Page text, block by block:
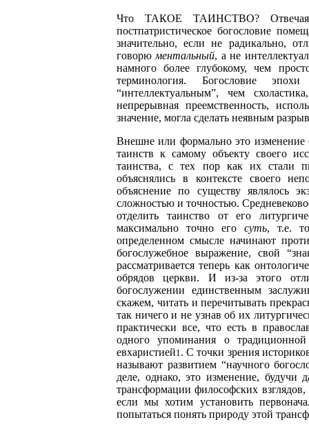
Что ТАКОЕ ТАИНСТВО? Отвечая
постпатристическое богословие
значительно, если не радикально,
говорю ментальный, а не
намного более глубокому, чем
терминология. Богословие
“интеллектуальным”, чем
непрерывная преемственность,
значение, могла сделать неявным
Внешне или формально это изменение
таинств к самому объекту своего
таинства, с тех пор как их стали
объяснялись в контексте своего
объяснение по существу являлось
сложностью и точностью.
отделить таинство от его
максимально точно егосуть, т.е.
определенном смысле начинают
богослужебное выражение, свой
рассматривается теперь как
обрядов церкви. И из-за этого
богослужении единственным
скажем, читать и перечитывать
так ничего и не узнав об их
практически все, что есть в
одного упоминания о
евхаристией1 . С точки зрения
называют развитием “научного
деле, однако, это изменение,
трансформации философских
если мы хотим установить
попытаться понять природу этой